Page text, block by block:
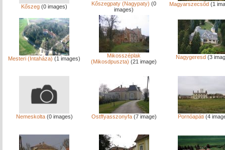
Kőszeg (0 images) Kőszegpaty (Nagypaty) (0
images)
Magyarszecsőd (1
Mesteri (Intaháza) (1 images)
Mikosszéplak
(Mikosdpuszta) (21 image)
Nagygeresd(3
Nemeskolta(0 images) Ostffyasszonyfa(7 image) Pornóapáti(4